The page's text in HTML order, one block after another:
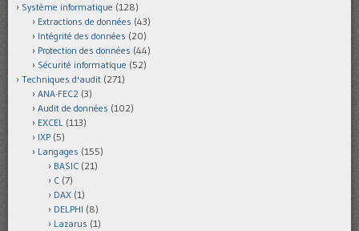
Système informatique (128)
Extractions de données (43)
Intégrité des données (20)
Protection des données (44)
Sécurité informatique (52)
Techniques d'audit (271)
ANA-FEC2 (3)
Audit de données (102)
EXCEL (113)
IXP (5)
Langages (155)
BASIC (21)
C (7)
DAX (1)
DELPHI (8)
Lazarus (1)